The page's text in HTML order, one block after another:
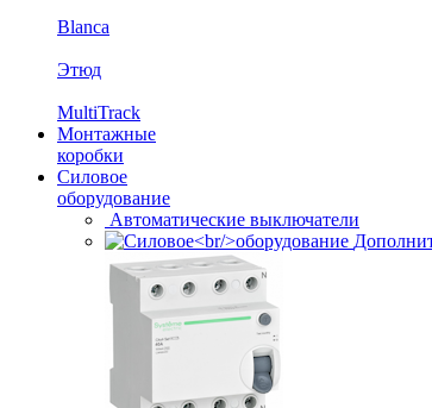
Blanca
Этюд
MultiTrack
Монтажные
коробки
Силовое
оборудование
Автоматические выключатели